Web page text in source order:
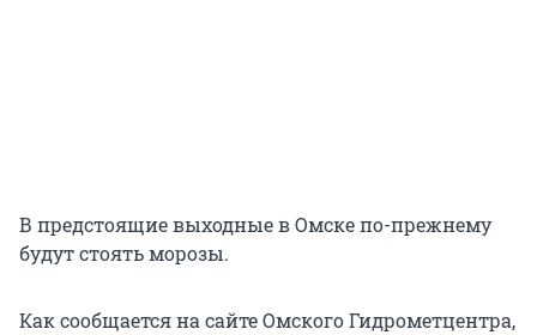
В предстоящие выходные в Омске по-прежнему
будут стоять морозы.
Как сообщается на сайте Омского Гидрометцентра,